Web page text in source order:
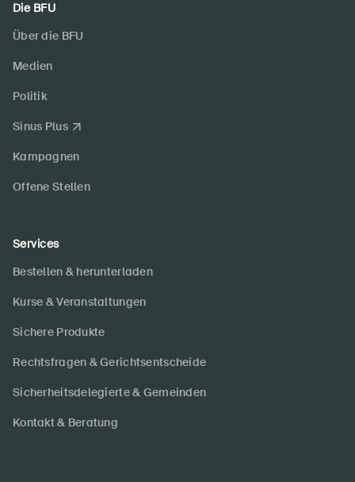
Die BFU
Über die BFU
Medien
Politik
Sinus Plus
Kampagnen
Offene Stellen
Services
Bestellen & herunterladen
Kurse & Veranstaltungen
Sichere Produkte
Rechtsfragen & Gerichtsentscheide
Sicherheitsdelegierte & Gemeinden
Kontakt & Beratung